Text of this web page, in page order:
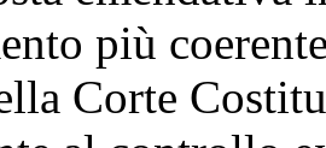
più
Corte